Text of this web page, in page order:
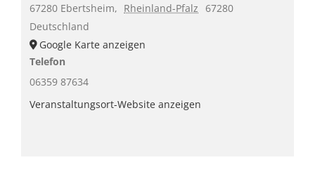
67280 Ebertsheim, Rheinland-Pfalz
67280
Deutschland
Google Karte anzeigen
Telefon
06359 87634
Veranstaltungsort-Website anzeigen